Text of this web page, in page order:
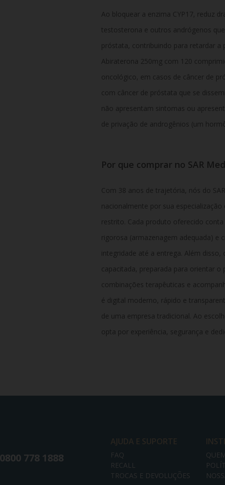
Ao bloquear a enzima CYP17, reduz
testosterona e outros andrógenos
próstata, contribuindo para retardar a
Abiraterona 250mg com 120
oncológico, em casos de câncer de
com câncer de próstata que se
não apresentam sintomas ou
de privação de androgênios (um
Por que comprar no SAR
Com 38 anos de trajetória, nós do
nacionalmente por sua
restrito. Cada produto oferecido
rigorosa (armazenagem adequada) e
integridade até a entrega. Além
capacitada, preparada para orientar
combinações terapêuticas e
é digital moderno, rápido e
de uma empresa tradicional. Ao
opta por experiência, segurança e
0800 778 1888
AJUDA E SUPORTE
FAQ
RECALL
TROCAS E DEVOLUÇÕES